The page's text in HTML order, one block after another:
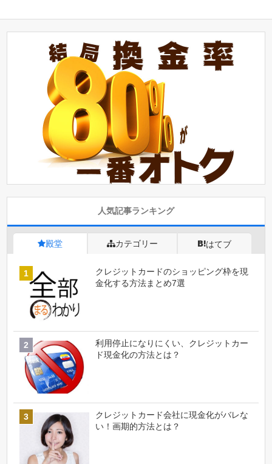
人気記事ランキング
殿堂 カテゴリー はてブ
クレジットカードのショッピング枠を現
金化する方法まとめ7選
利用停止になりにくい、クレジットカー
ド現金化の方法とは？
クレジットカード会社に現金化がバレな
い！画期的方法とは？